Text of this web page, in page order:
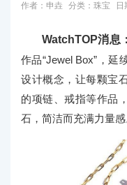
作者：申垚 分类： 珠宝
WatchTOP消息：
作品“Jewel Box”，延
设计概念，让每颗宝
的项链、戒指等作品
石，简洁而充满力量感